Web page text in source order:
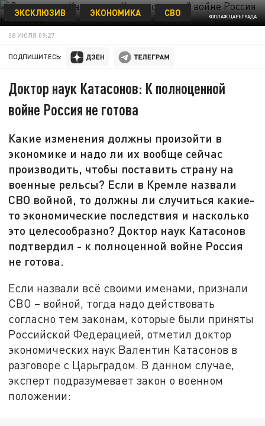
КОЛЛАЖ ЦАРЬГРАДА
ЭКСКЛЮЗИВ ЭКОНОМИКА СВО
08 ИЮЛЯ 09:27
ПОДПИШИТЕСЬ:
Доктор наук Катасонов: К полноценной
войне Россия не готова
Какие изменения должны произойти в
экономике и надо ли их вообще сейчас
производить, чтобы поставить страну на
военные рельсы? Если в Кремле назвали
СВО войной, то должны ли случиться какие-
то экономические последствия и насколько
это целесообразно? Доктор наук Катасонов
подтвердил - к полноценной войне Россия
не готова.
Если назвали всё своими именами, признали
СВО – войной, тогда надо действовать
согласно тем законам, которые были приняты
Российской Федерацией, отметил доктор
экономических наук Валентин Катасонов в
разговоре с Царьградом. В данном случае,
эксперт подразумевает закон о военном
положении: